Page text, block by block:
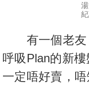
產
聞
有一個老友
呼吸Plan的新
一定唔好賣，